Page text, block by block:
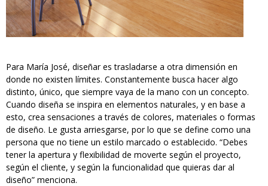
Para María José, diseñar es trasladarse a otra dimensión en
donde no existen límites. Constantemente busca hacer algo
distinto, único, que siempre vaya de la mano con un concepto.
Cuando diseña se inspira en elementos naturales, y en base a
esto, crea sensaciones a través de colores, materiales o formas
de diseño. Le gusta arriesgarse, por lo que se define como una
persona que no tiene un estilo marcado o establecido. “Debes
tener la apertura y flexibilidad de moverte según el proyecto,
según el cliente, y según la funcionalidad que quieras dar al
diseño” menciona.